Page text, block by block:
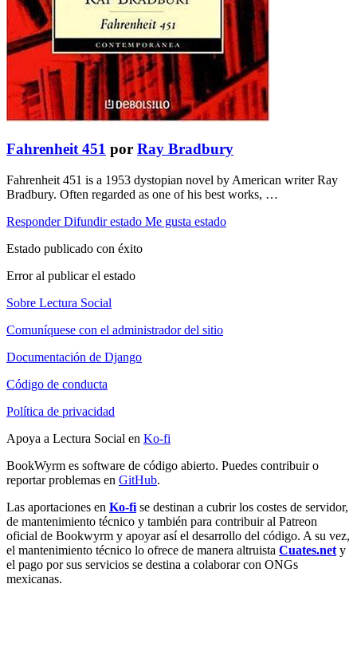
Fahrenheit 451 por Ray Bradbury
Fahrenheit 451 is a 1953 dystopian novel by American writer Ray
Bradbury. Often regarded as one of his best works, …
Responder Difundir estado Me gusta estado
Estado publicado con éxito
Error al publicar el estado
Sobre Lectura Social
Comuníquese con el administrador del sitio
Documentación de Django
Código de conducta
Política de privacidad
Apoya a Lectura Social en Ko-fi
BookWyrm es software de código abierto. Puedes contribuir o
reportar problemas en GitHub.
Las aportaciones en Ko-fi se destinan a cubrir los costes de servidor,
de mantenimiento técnico y también para contribuir al Patreon
oficial de Bookwyrm y apoyar así el desarrollo del código. A su vez,
el mantenimiento técnico lo ofrece de manera altruista Cuates.net y
el pago por sus servicios se destina a colaborar con ONGs
mexicanas.